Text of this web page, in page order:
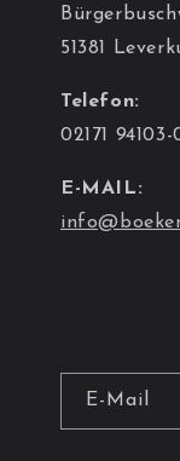
51381
Telefon:
02171 94103-
E-MAIL:
E-Mail